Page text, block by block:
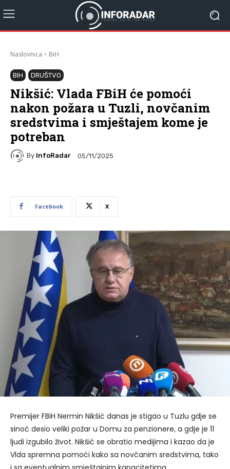
Naslovnica BiH
BIH DRUŠTVO
Nikšić: Vlada FBiH će pomoći
nakon požara u Tuzli, novčanim
sredstvima i smještajem kome je
potreban
By InfoRadar 05/11/2025
Facebook X
Premijer FBiH Nermin Nikšić danas je stigao u Tuzlu gdje se
sinoć desio veliki požar u Domu za penzionere, a gdje je 11
ljudi izgubilo život. Nikšić se obratio medijima i kazao da je
Vlda spremna pomoći kako sa novčanim sredstvima, tako